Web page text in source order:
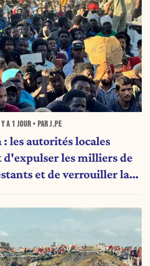
A1 JOUR• PAR J.PE
: les autorités locales
les milliers de
et de verrouiller la